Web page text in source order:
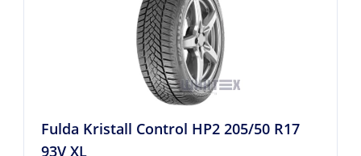
Fulda Kristall Control HP2 205/50 R17
93V XL